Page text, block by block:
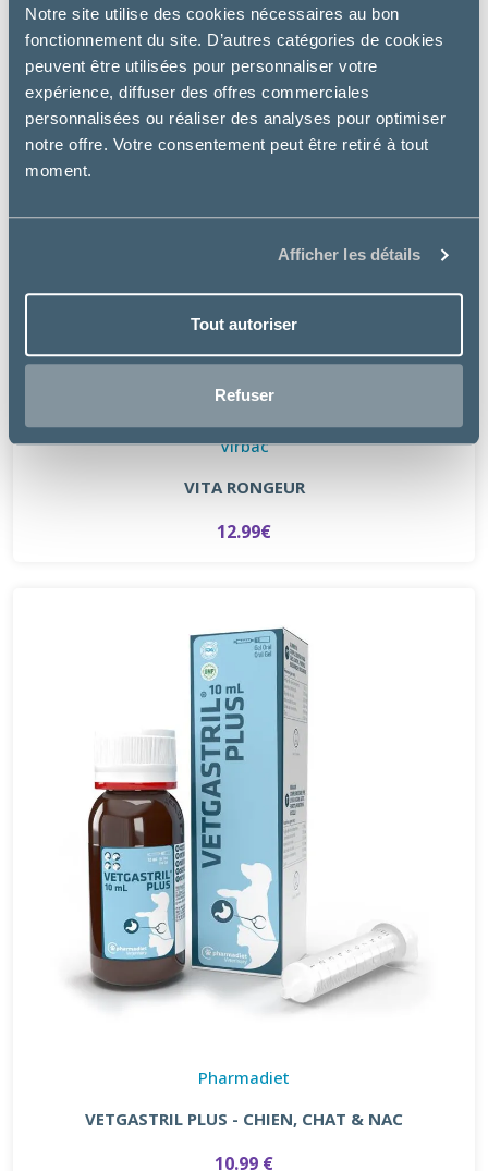
Notre site utilise des cookies nécessaires au bon
fonctionnement du site. D’autres catégories de cookies
peuvent être utilisées pour personnaliser votre
expérience, diffuser des offres commerciales
personnalisées ou réaliser des analyses pour optimiser
notre offre. Votre consentement peut être retiré à tout
moment.
Afficher les détails
Tout autoriser
Refuser
Virbac
VITA RONGEUR
12.99€
Pharmadiet
VETGASTRIL PLUS - CHIEN, CHAT & NAC
10.99 €